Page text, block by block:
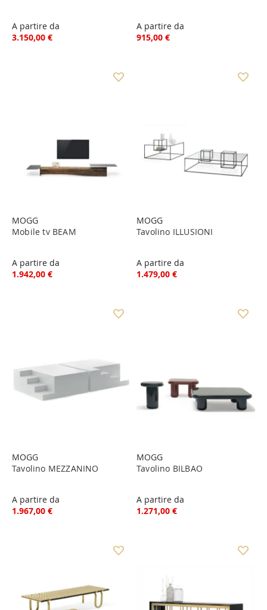
A partire da
3.150,00 €
A partire da
915,00 €
MOGG
Mobile tv BEAM
A partire da
1.942,00 €
MOGG
Tavolino ILLUSIONI
A partire da
1.479,00 €
MOGG
Tavolino MEZZANINO
A partire da
1.967,00 €
MOGG
Tavolino BILBAO
A partire da
1.271,00 €